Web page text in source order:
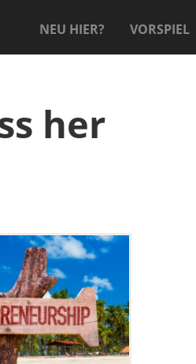
NEU HIER? VORSPIEL
her